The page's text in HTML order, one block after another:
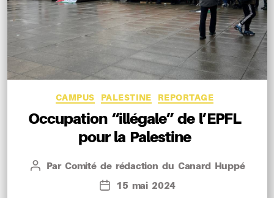
Catégories
CAMPUS PALESTINE REPORTAGE
Occupation “illégale” de l’EPFL
pour la Palestine
Auteur
Par Comité de rédaction du Canard Huppé
Date15 mai 2024